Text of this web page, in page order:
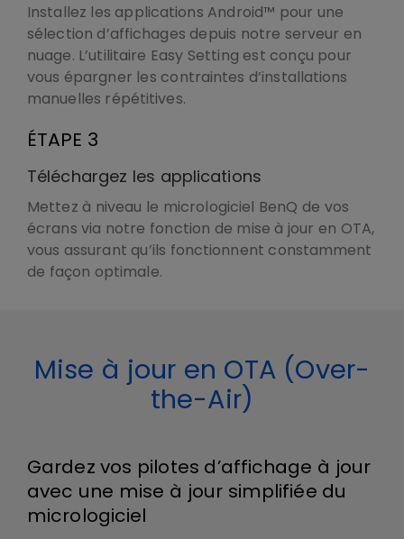
Installez les applications Android™ pour une
sélection d’affichages depuis notre serveur en
nuage. L’utilitaire Easy Setting est conçu pour
vous épargner les contraintes d’installations
manuelles répétitives.
ÉTAPE 3
Téléchargez les applications
Mettez à niveau le micrologiciel BenQ de vos
écrans via notre fonction de mise à jour en OTA,
vous assurant qu’ils fonctionnent constamment
de façon optimale.
Mise à jour en OTA (Over-
the-Air)
Gardez vos pilotes d’affichage à jour
avec une mise à jour simplifiée du
micrologiciel